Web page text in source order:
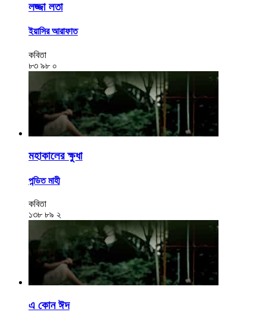
লজ্জা লতা
ইয়াসির আরাফাত
কবিতা
৮৩ ৯৮ ০
মহাকালের ক্ষুধা
পন্ডিত মাহী
কবিতা
১৩৮ ৮৯ ২
এ কোন ঈদ